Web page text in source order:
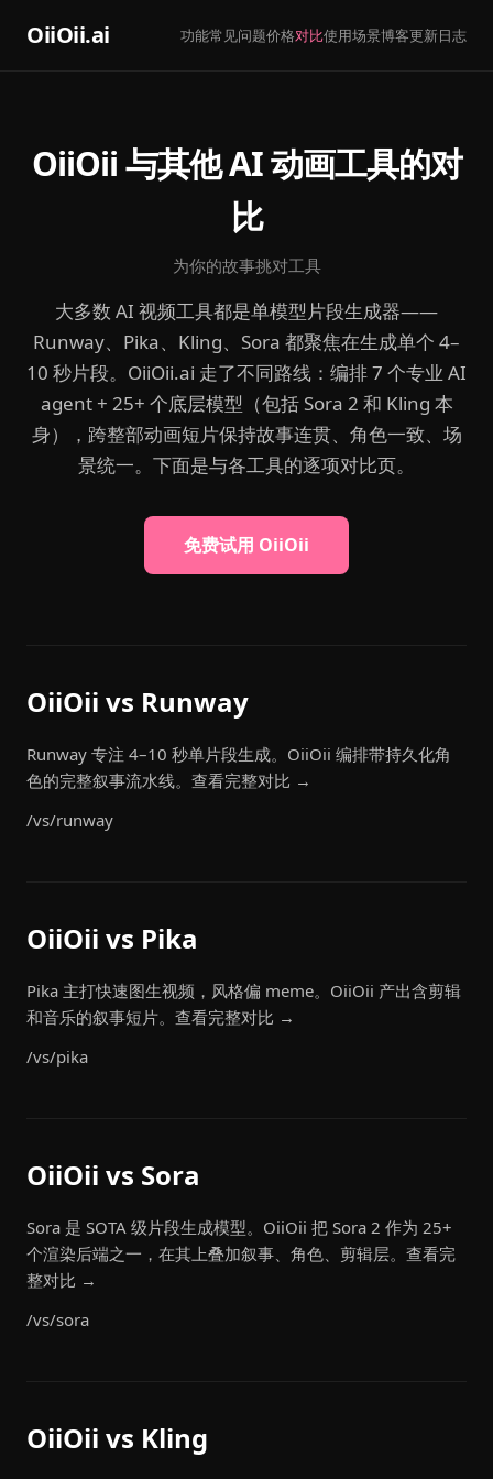
OiiOii.ai 功能常见问题价格对比使用场景博客更新日志
OiiOii 与其他 AI 动画工具的对
比
为你的故事挑对工具
大多数 AI 视频工具都是单模型片段生成器——
Runway、Pika、Kling、Sora 都聚焦在生成单个 4–
10 秒片段。OiiOii.ai 走了不同路线：编排 7 个专业 AI
agent + 25+ 个底层模型（包括 Sora 2 和 Kling 本
身），跨整部动画短片保持故事连贯、角色一致、场
景统一。下面是与各工具的逐项对比页。
免费试用 OiiOii
OiiOii vs Runway
Runway 专注 4–10 秒单片段生成。OiiOii 编排带持久化角
色的完整叙事流水线。查看完整对比 →
/vs/runway
OiiOii vs Pika
Pika 主打快速图生视频，风格偏 meme。OiiOii 产出含剪辑
和音乐的叙事短片。查看完整对比 →
/vs/pika
OiiOii vs Sora
Sora 是 SOTA 级片段生成模型。OiiOii 把 Sora 2 作为 25+
个渲染后端之一，在其上叠加叙事、角色、剪辑层。查看完
整对比 →
/vs/sora
OiiOii vs Kling